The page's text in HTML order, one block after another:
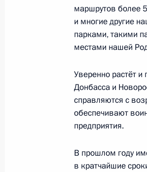
воздушного
некоторых
30 ноября 2023 года,
Внесены
о приватизации
и Кодекса
маршрутов более
и многие другие
парками, такими
местами нашей
Уверенно растёт
Донбасса и
справляются с
обеспечивают
предприятия.
В прошлом году
в кратчайшие